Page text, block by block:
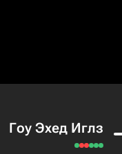
Гоу Эхед Иглз